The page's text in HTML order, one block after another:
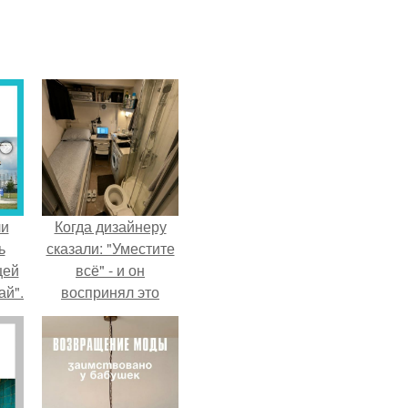
Когда дизайнеру
сказали: "Уместите
всё" - и он
воспринял это
слишком
буквально.